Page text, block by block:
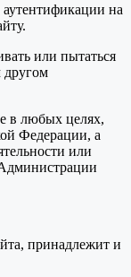
на
или пытаться
в любых целях,
Федерации, а
или
принадлежит и